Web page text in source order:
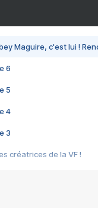
Maguire, c'est lui !
6
5
4
3
créatrices de la VF !